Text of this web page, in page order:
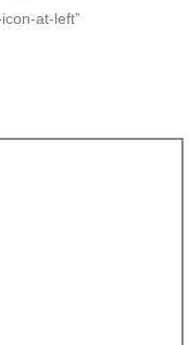
at-left”